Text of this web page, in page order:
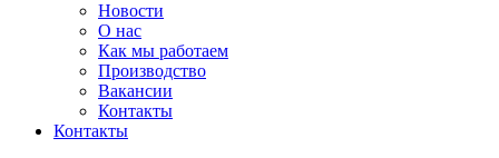
Новости
О нас
Как мы работаем
Производство
Вакансии
Контакты
Контакты